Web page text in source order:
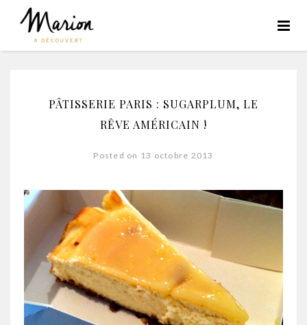
PÂTISSERIE PARIS : SUGARPLUM, LE
RÊVE AMÉRICAIN !
Posted on 13 octobre 2013